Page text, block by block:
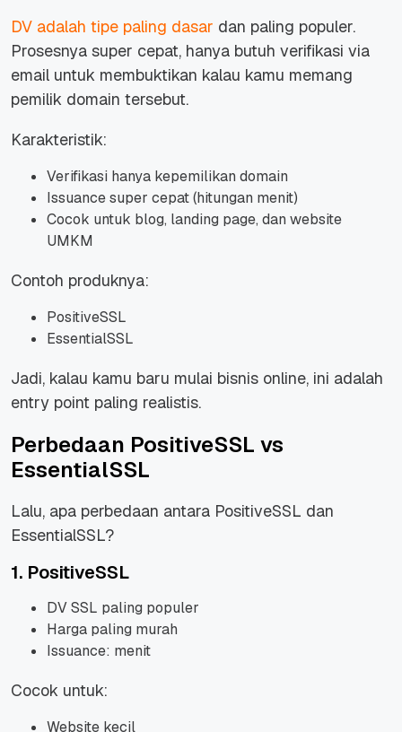
DV adalah tipe paling dasar dan paling populer.
Prosesnya super cepat, hanya butuh verifikasi via
email untuk membuktikan kalau kamu memang
pemilik domain tersebut.
Karakteristik:
Verifikasi hanya kepemilikan domain
Issuance super cepat (hitungan menit)
Cocok untuk blog, landing page, dan website
UMKM
Contoh produknya:
PositiveSSL
EssentialSSL
Jadi, kalau kamu baru mulai bisnis online, ini adalah
entry point paling realistis.
Perbedaan PositiveSSL vs
EssentialSSL
Lalu, apa perbedaan antara PositiveSSL dan
EssentialSSL?
1. PositiveSSL
DV SSL paling populer
Harga paling murah
Issuance: menit
Cocok untuk:
Website kecil